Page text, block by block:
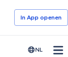
In App openen
NL